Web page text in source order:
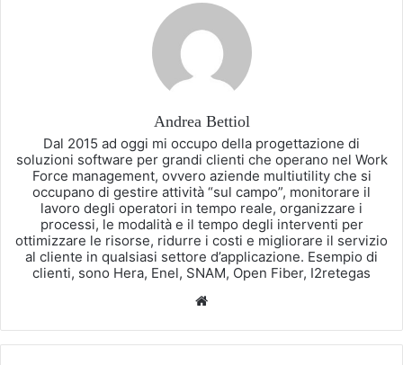
Andrea Bettiol
Dal 2015 ad oggi mi occupo della progettazione di
soluzioni software per grandi clienti che operano nel Work
Force management, ovvero aziende multiutility che si
occupano di gestire attività “sul campo”, monitorare il
lavoro degli operatori in tempo reale, organizzare i
processi, le modalità e il tempo degli interventi per
ottimizzare le risorse, ridurre i costi e migliorare il servizio
al cliente in qualsiasi settore d’applicazione. Esempio di
clienti, sono Hera, Enel, SNAM, Open Fiber, I2retegas